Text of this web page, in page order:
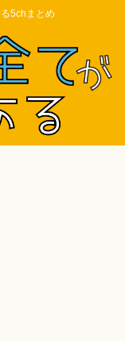
5chまとめ